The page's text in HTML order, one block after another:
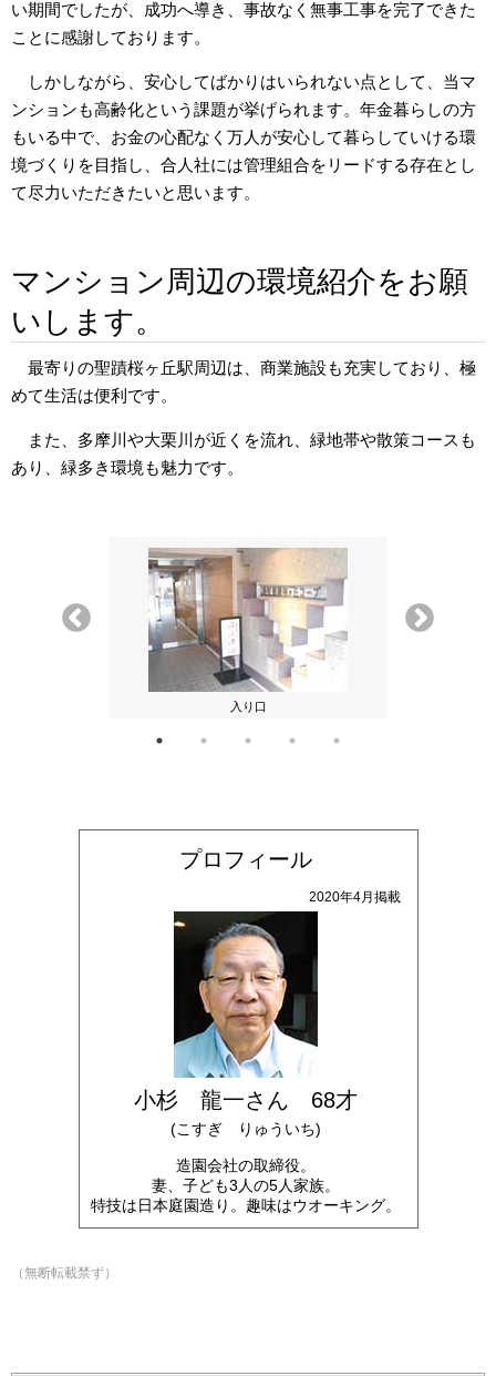
い期間でしたが、成功へ導き、事故なく無事工事を完了できた
ことに感謝しております。
しかしながら、安心してばかりはいられない点として、当マ
ンションも高齢化という課題が挙げられます。年金暮らしの方
もいる中で、お金の心配なく万人が安心して暮らしていける環
境づくりを目指し、合人社には管理組合をリードする存在とし
て尽力いただきたいと思います。
マンション周辺の環境紹介をお願
いします。
最寄りの聖蹟桜ヶ丘駅周辺は、商業施設も充実しており、極
めて生活は便利です。
また、多摩川や大栗川が近くを流れ、緑地帯や散策コースも
あり、緑多き環境も魅力です。
入り口
プロフィール
2020年4月掲載
小杉 龍一さん 68才
(こすぎ りゅういち)
造園会社の取締役。
妻、子ども3人の5人家族。
特技は日本庭園造り。趣味はウオーキング。
（無断転載禁ず）